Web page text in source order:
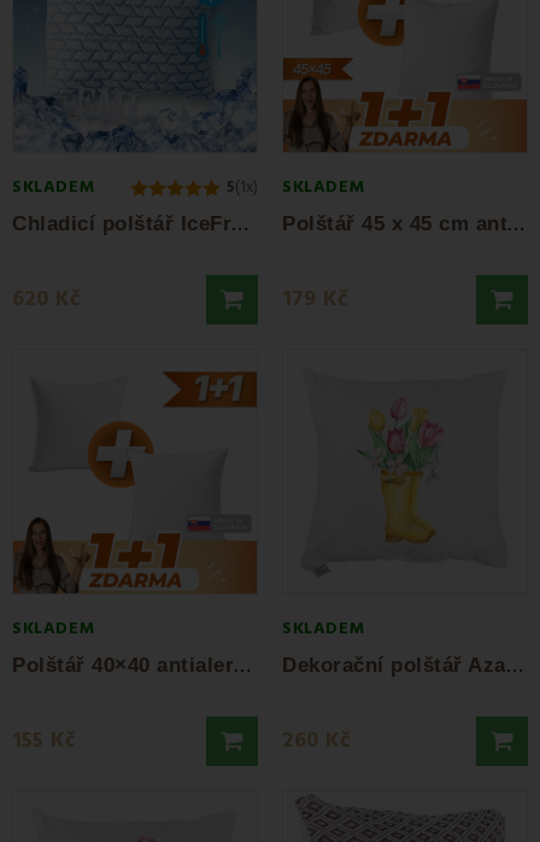
SKLADEM 5(1x)
C
hladicí polštář IceFresh Comfort 35x45 cm...
620 Kč
SKLADEM
P
olštář 45 x 45 cm antialergický standard...
179 Kč
SKLADEM
P
olštář 40×40 antialergický standard EMI...
155 Kč
SKLADEM
D
ekorační polštář Azal 40x40 cm EMI
260 Kč